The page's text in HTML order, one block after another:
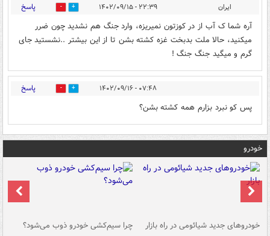
ایران ۲۲:۳۹ - ۱۴۰۲/۰۹/۱۵ 0 پاسخ
آره شما ک آب از در کوزتون نمیریزه، وارد جنگ هم نشدید چون ضرر
میکنید، حالا ملت بدبخت غزه کشته بشن تا از این بیشتر ..نشستید جای
گرم و میگید جنگ جنگ !
۰۷:۴۸ - ۱۴۰۲/۰۹/۱۶ 0 پاسخ
پس کو نبرد بزارم همه کشته بشن؟
خودرو
خودروهای جدید شیائومی در راه بازار چرا سیم‌کشی خودرو ذوب می‌شود؟